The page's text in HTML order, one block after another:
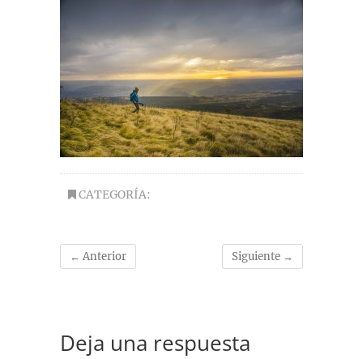
CATEGORÍA:
← Anterior Siguiente →
Deja una respuesta